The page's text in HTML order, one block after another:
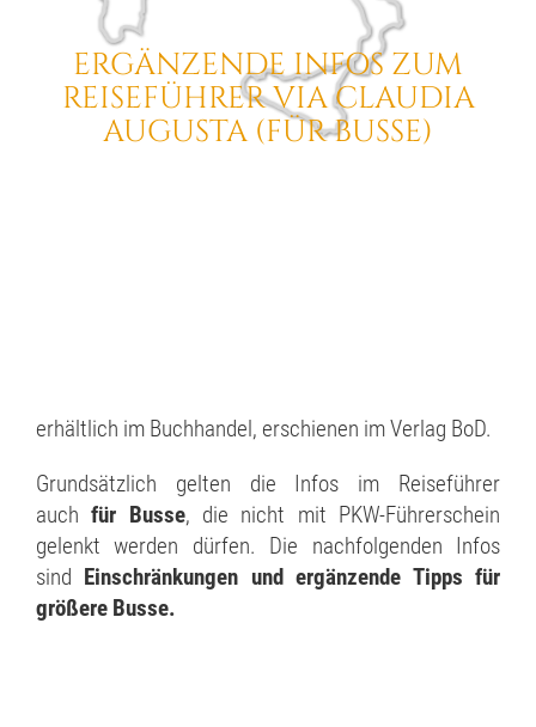
ERGÄNZENDE INFOS ZUM
REISEFÜHRER VIA CLAUDIA
AUGUSTA (FÜR BUSSE)
erhältlich im Buchhandel, erschienen im Verlag BoD.
Grundsätzlich gelten die Infos im Reiseführer
auchfür Busse, die nicht mit PKW-Führerschein
gelenkt werden dürfen. Die nachfolgenden Infos
sind
Einschränkungen und ergänzende Tipps für
größere Busse.